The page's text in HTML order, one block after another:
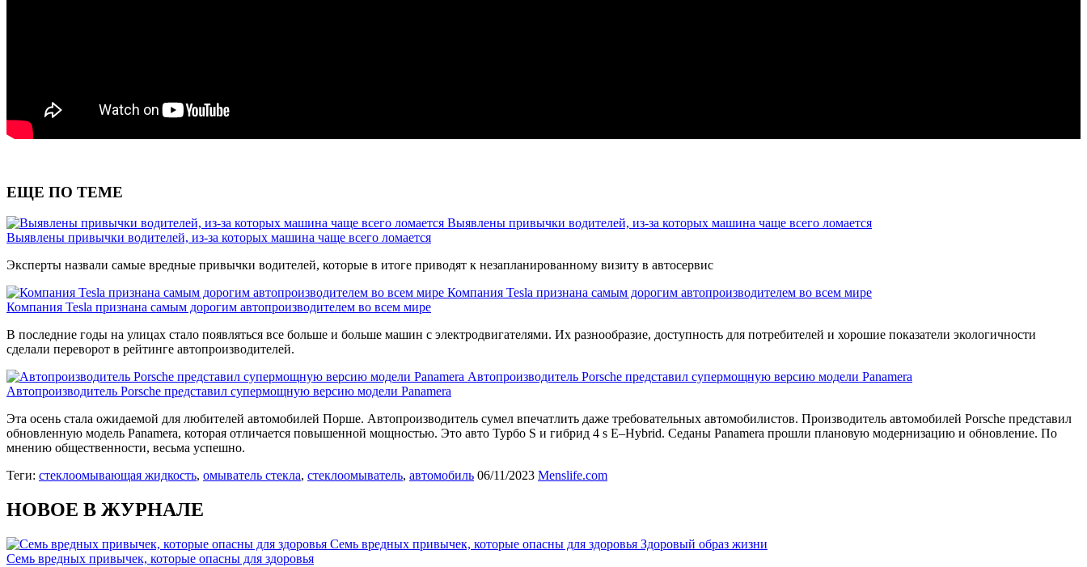
ЕЩЕ ПО ТЕМЕ
Выявлены привычки водителей, из-за которых машина чаще всего ломается
Выявлены привычки водителей, из-за которых машина чаще всего ломается
Эксперты назвали самые вредные привычки водителей, которые в итоге приводят к незапланированному визиту в автосервис
Компания Tesla признана самым дорогим автопроизводителем во всем мире
Компания Tesla признана самым дорогим автопроизводителем во всем мире
В последние годы на улицах стало появляться все больше и больше машин с электродвигателями. Их разнообразие, доступность для потребителей и хорошие показатели экологичности
сделали переворот в рейтинге автопроизводителей.
Автопроизводитель Porsche представил супермощную версию модели Panamera
Автопроизводитель Porsche представил супермощную версию модели Panamera
Эта осень стала ожидаемой для любителей автомобилей Порше. Автопроизводитель сумел впечатлить даже требовательных автомобилистов. Производитель автомобилей Porsche представил
обновленную модель Panamera, которая отличается повышенной мощностью. Это авто Турбо S и гибрид 4 s E‒Hybrid. Седаны Panamera прошли плановую модернизацию и обновление. По
мнению общественности, весьма успешно.
Теги: стеклоомывающая жидкость, омыватель стекла, стеклоомыватель, автомобиль 06/11/2023 Menslife.com
НОВОЕ В ЖУРНАЛЕ
Семь вредных привычек, которые опасны для здоровья Здоровый образ жизни
Семь вредных привычек, которые опасны для здоровья